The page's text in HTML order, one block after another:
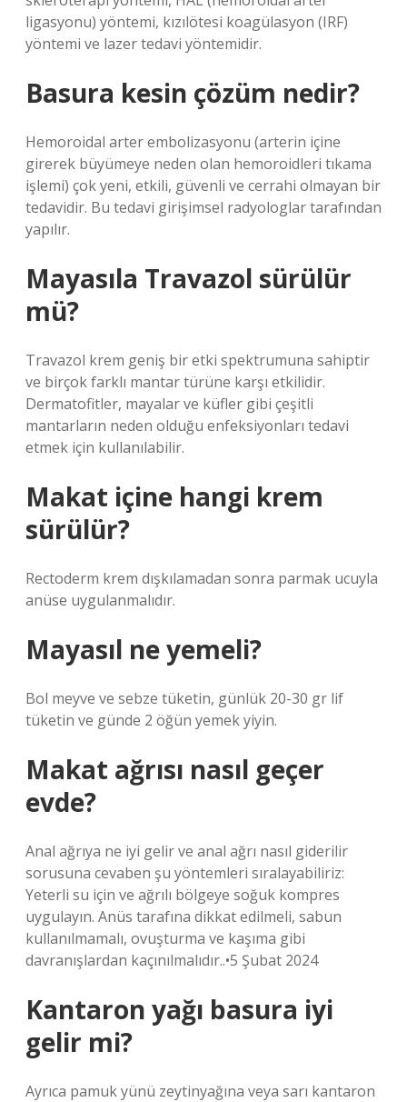
ligasyonu) yöntemi, kızılötesi koagülasyon (IRF)
yöntemi ve lazer tedavi yöntemidir.
Basura kesin çözüm nedir?
Hemoroidal arter embolizasyonu (arterin içine
girerek büyümeye neden olan hemoroidleri tıkama
işlemi) çok yeni, etkili, güvenli ve cerrahi olmayan bir
tedavidir. Bu tedavi girişimsel radyologlar tarafından
yapılır.
Mayasıla Travazol sürülür
mü?
Travazol krem ​​geniş bir etki spektrumuna sahiptir
ve birçok farklı mantar türüne karşı etkilidir.
Dermatofitler, mayalar ve küfler gibi çeşitli
mantarların neden olduğu enfeksiyonları tedavi
etmek için kullanılabilir.
Makat içine hangi krem
sürülür?
Rectoderm krem ​​dışkılamadan sonra parmak ucuyla
anüse uygulanmalıdır.
Mayasıl ne yemeli?
Bol meyve ve sebze tüketin, günlük 20-30 gr lif
tüketin ve günde 2 öğün yemek yiyin.
Makat ağrısı nasıl geçer
evde?
Anal ağrıya ne iyi gelir ve anal ağrı nasıl giderilir
sorusuna cevaben şu yöntemleri sıralayabiliriz:
Yeterli su için ve ağrılı bölgeye soğuk kompres
uygulayın. Anüs tarafına dikkat edilmeli, sabun
kullanılmamalı, ovuşturma ve kaşıma gibi
davranışlardan kaçınılmalıdır..•5 Şubat 2024
Kantaron yağı basura iyi
gelir mi?
Ayrıca pamuk yünü zeytinyağına veya sarı kantaron